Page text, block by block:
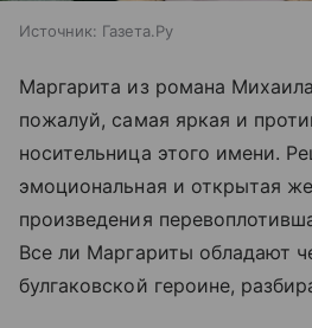
Источник: Газета.Ру
Маргарита из романа
пожалуй, самая яркая и
носительница этого имени.
эмоциональная и открытая
произведения
Все ли Маргариты обладают
булгаковской героине,